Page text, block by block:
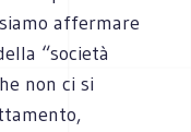
affermare
“società
non ci si